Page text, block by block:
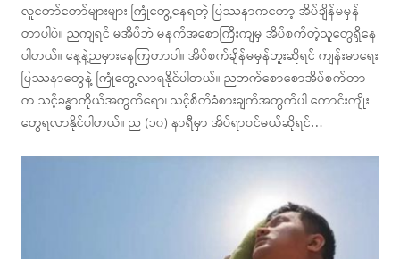
လူတော်တော်များများ ကြုံတွေ့နေရတဲ့ ပြဿနာကတော့ အိပ်ချိန်မမှန်
တာပါပဲ။ ညကျရင် မအိပ်ဘဲ မနက်အစောကြီးကျမှ အိပ်စက်တဲ့သူတွေရှိနေ
ပါတယ်။ နေ့နဲ့ညမှားနေကြတာပါ။ အိပ်စက်ချိန်မမှန်ဘူးဆိုရင် ကျန်းမာရေး
ပြဿနာတွေနဲ့ ကြုံတွေ့လာရနိုင်ပါတယ်။ ညဘက်စောစောအိပ်စက်တာ
က သင့်ခန္ဓာကိုယ်အတွက်ရော၊ သင့်စိတ်ခံစားချက်အတွက်ပါ ကောင်းကျိုး
တွေရလာနိုင်ပါတယ်။ ည (၁၀) နာရီမှာ အိပ်ရာဝင်မယ်ဆိုရင်…